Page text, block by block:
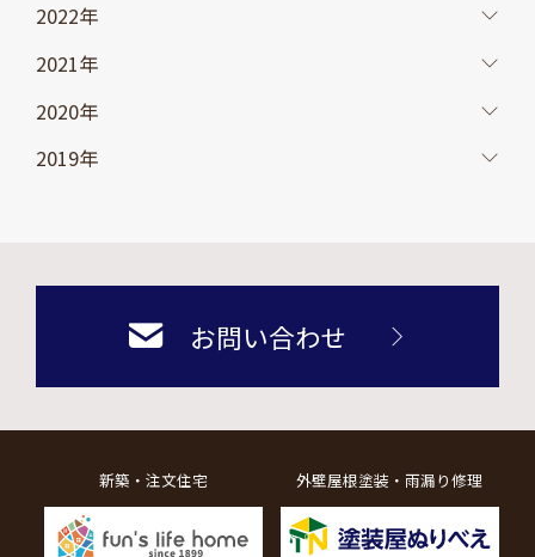
2022年
2021年
2020年
2019年
お問い合わせ
新築・注文住宅 外壁屋根塗装・雨漏り修理